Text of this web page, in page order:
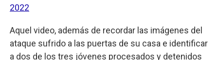
2022
Aquel video, además de recordar las imágenes del
ataque sufrido a las puertas de su casa e identificar
a dos de los tres jóvenes procesados y detenidos